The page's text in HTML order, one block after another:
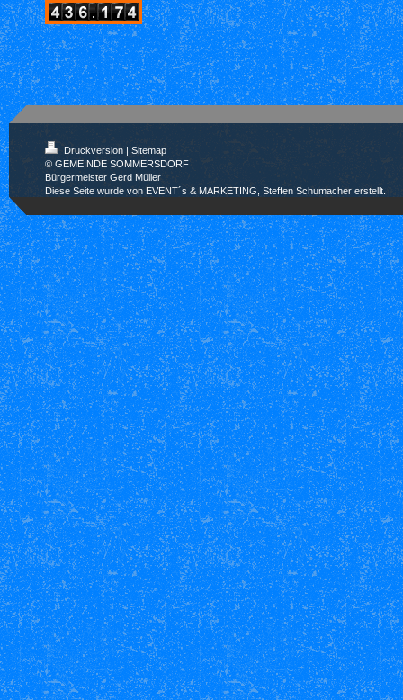
Druckversion | Sitemap
© GEMEINDE SOMMERSDORF
Bürgermeister Gerd Müller
Diese Seite wurde von EVENT´s & MARKETING, Steffen Schumacher erstellt.